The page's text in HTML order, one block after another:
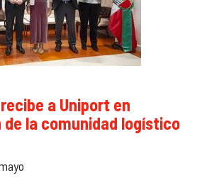
a Uniport en
la comunidad logístico